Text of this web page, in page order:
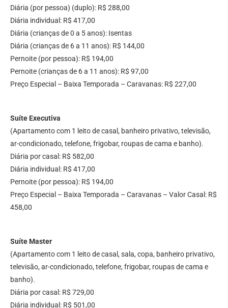
Diária (por pessoa) (duplo): R$ 288,00
Diária individual: R$ 417,00
Diária (crianças de 0 a 5 anos): Isentas
Diária (crianças de 6 a 11 anos): R$ 144,00
Pernoite (por pessoa): R$ 194,00
Pernoite (crianças de 6 a 11 anos): R$ 97,00
Preço Especial – Baixa Temporada – Caravanas: R$ 227,00
Suíte Executiva
(Apartamento com 1 leito de casal, banheiro privativo, televisão,
ar-condicionado, telefone, frigobar, roupas de cama e banho).
Diária por casal: R$ 582,00
Diária individual: R$ 417,00
Pernoite (por pessoa): R$ 194,00
Preço Especial – Baixa Temporada – Caravanas – Valor Casal: R$
458,00
Suíte Master
(Apartamento com 1 leito de casal, sala, copa, banheiro privativo,
televisão, ar-condicionado, telefone, frigobar, roupas de cama e
banho).
Diária por casal: R$ 729,00
Diária individual: R$ 501,00